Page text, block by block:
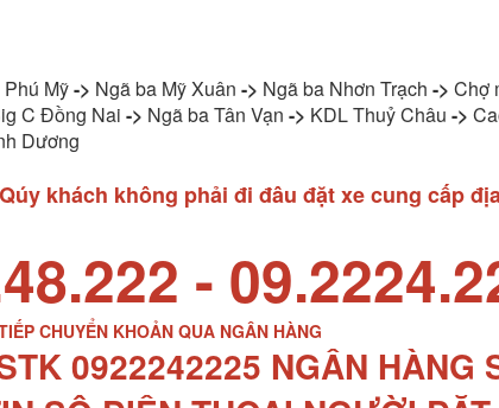
Phú Mỹ-> Ngã ba Mỹ Xuân -> Ngã ba Nhơn Trạch -> Chợ
C Đồng Nai -> Ngã ba Tân Vạn -> KDL Thuỷ Châu ->
Dương
khách không phải đi đâu đặt xe cung cấp
-
CHUYỂN KHOẢN QUA NGÂN HÀNG
0922242225 NGÂN HÀNG